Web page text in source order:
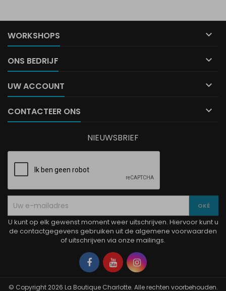
WORKSHOPS 
ONS BEDRIJF 
UW ACCOUNT 
CONTACTEER ONS 
NIEUWSBRIEF
U kunt op elk gewenst moment weer uitschrijven. Hiervoor kunt u
de contactgegevens gebruiken uit de algemene voorwaarden
of uitschrijven via onze mailings.
Facebook
YouTubeInstagram
© Copyright 2026 La Boutique Charlotte. Alle rechten voorbehouden.